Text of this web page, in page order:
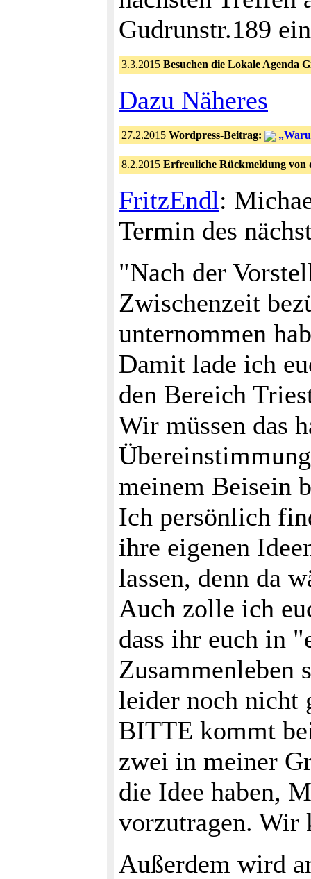
Gudrunstr.189
3.3.2015 Besuchen die Lokale Agenda
Dazu Näheres
27.2.2015 Wordpress-Beitrag:
8.2.2015 Erfreuliche Rückmeldung
FritzEndl:
Termin des
"Nach der
Zwischenzeit
unternommen
Damit lade ich
den Bereich
Wir müssen das
meinem Beisein
Ich persönlich
ihre eigenen
lassen, denn da
Auch zolle ich
dass ihr euch in
Zusammenleben
leider noch nicht
BITTE kommt
zwei in meiner
die Idee haben,
vorzutragen. Wir
Außerdem wird